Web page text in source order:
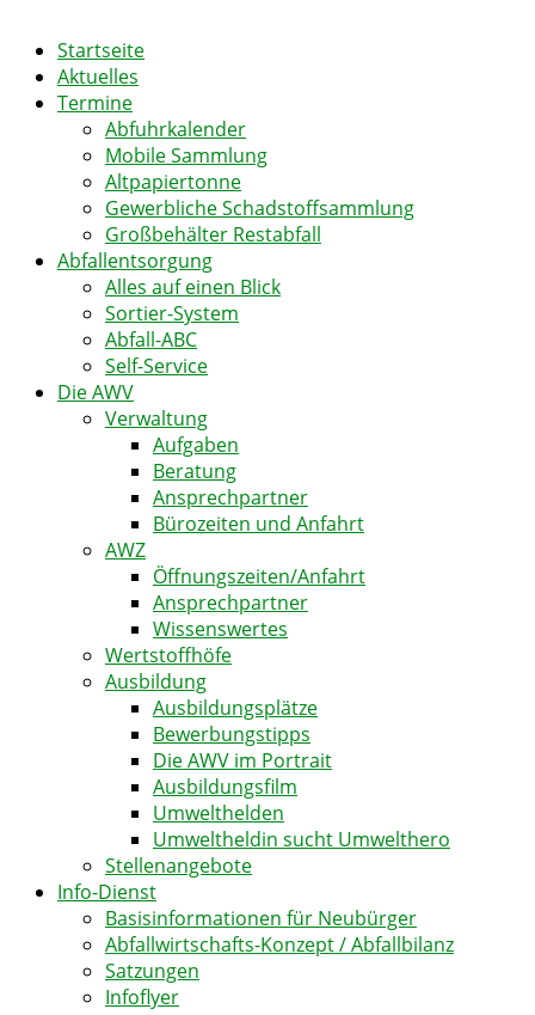
Startseite
Aktuelles
Termine
Abfuhrkalender
Mobile Sammlung
Altpapiertonne
Gewerbliche Schadstoffsammlung
Großbehälter Restabfall
Abfallentsorgung
Alles auf einen Blick
Sortier-System
Abfall-ABC
Self-Service
Die AWV
Verwaltung
Aufgaben
Beratung
Ansprechpartner
Bürozeiten und Anfahrt
AWZ
Öffnungszeiten/Anfahrt
Ansprechpartner
Wissenswertes
Wertstoffhöfe
Ausbildung
Ausbildungsplätze
Bewerbungstipps
Die AWV im Portrait
Ausbildungsfilm
Umwelthelden
Umweltheldin sucht Umwelthero
Stellenangebote
Info-Dienst
Basisinformationen für Neubürger
Abfallwirtschafts-Konzept / Abfallbilanz
Satzungen
Infoflyer